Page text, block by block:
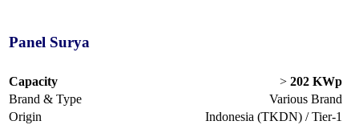
Panel Surya
Capacity > 202 KWp
Brand & Type
Various Brand
Origin
Indonesia (TKDN) / Tier-1